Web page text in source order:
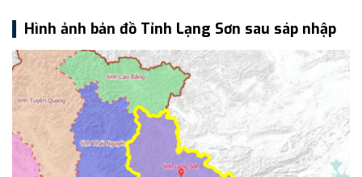
Hình ảnh bản đồ Tỉnh Lạng Sơn sau sáp nhập